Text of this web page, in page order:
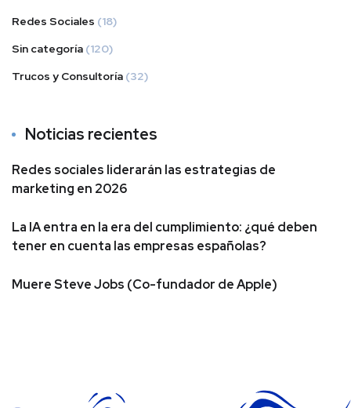
Redes Sociales (18)
Sin categoría (120)
Trucos y Consultoría (32)
Noticias recientes
Redes sociales liderarán las estrategias de
marketing en 2026
La IA entra en la era del cumplimiento: ¿qué deben
tener en cuenta las empresas españolas?
Muere Steve Jobs (Co-fundador de Apple)